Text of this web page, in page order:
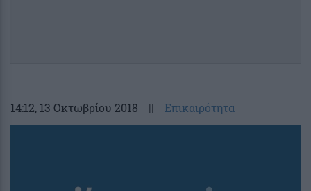
14:12, 13 Οκτωβρίου 2018 || Επικαιρότητα